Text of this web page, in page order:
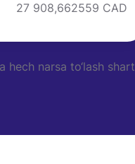
27 908,662559 CAD
hech narsa to‘lash shart